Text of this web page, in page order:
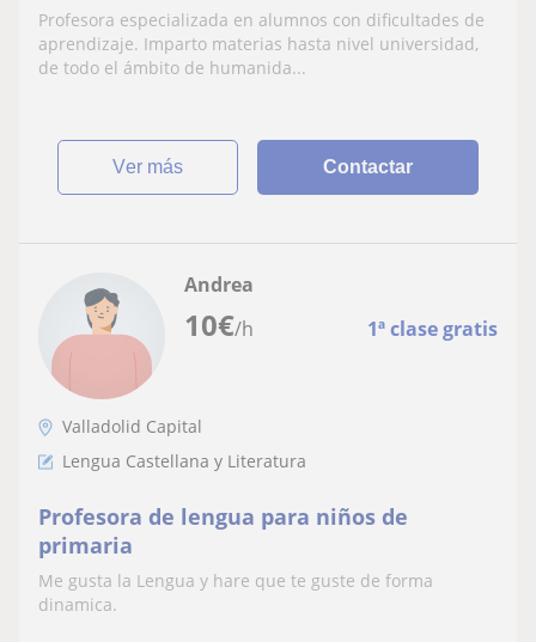
Profesora especializada en alumnos con dificultades de
aprendizaje. Imparto materias hasta nivel universidad,
de todo el ámbito de humanida...
ver más Contactar
10€/h 1ª clase gratis
Andrea
Valladolid Capital
Lengua Castellana y Literatura
Profesora de lengua para niños de
primaria
Me gusta la Lengua y hare que te guste de forma
dinamica.